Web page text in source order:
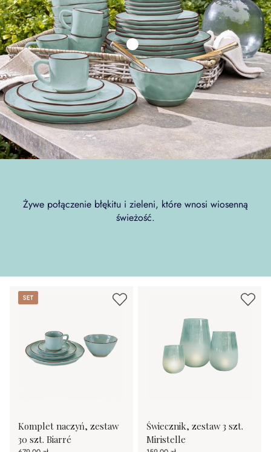
Żywe połączenie błękitu i zieleni, które wnosi wiosenną
świeżość.
Set
Komplet naczyń, zestaw
30 szt. Biarré
Świecznik, zestaw 3 szt.
Miristelle